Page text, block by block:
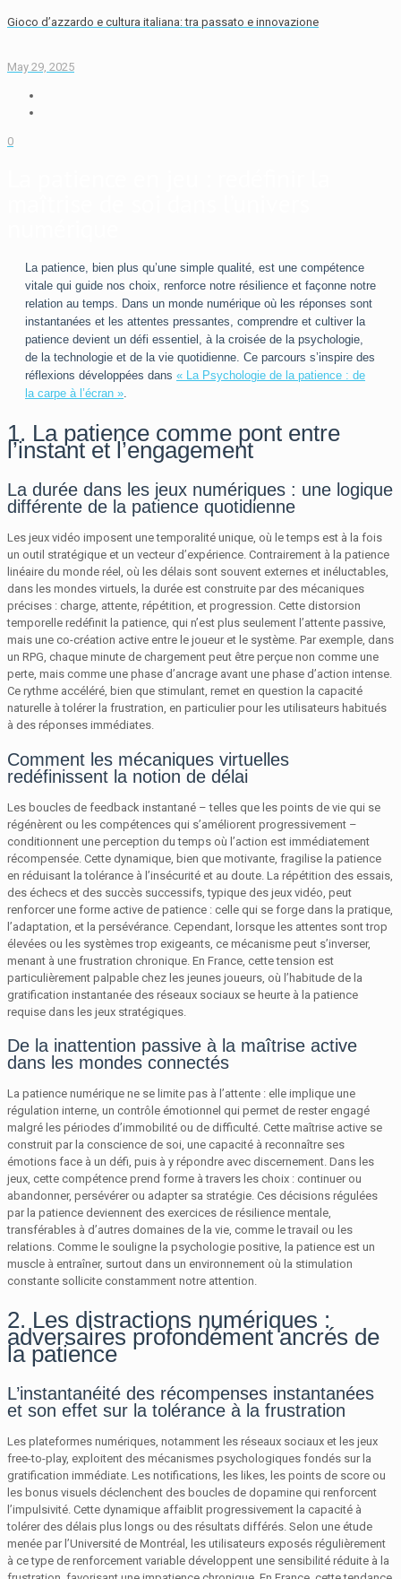
Gioco d’azzardo e cultura italiana: tra passato e innovazione
May 29, 2025
0
La patience, bien plus qu’une simple qualité, est une compétence
vitale qui guide nos choix, renforce notre résilience et façonne notre
relation au temps. Dans un monde numérique où les réponses sont
instantanées et les attentes pressantes, comprendre et cultiver la
patience devient un défi essentiel, à la croisée de la psychologie,
de la technologie et de la vie quotidienne. Ce parcours s’inspire des
réflexions développées dans « La Psychologie de la patience : de
la carpe à l’écran ».
1. La patience comme pont entre
l’instant et l’engagement
La durée dans les jeux numériques : une logique
différente de la patience quotidienne
Les jeux vidéo imposent une temporalité unique, où le temps est à la fois
un outil stratégique et un vecteur d’expérience. Contrairement à la patience
linéaire du monde réel, où les délais sont souvent externes et inéluctables,
dans les mondes virtuels, la durée est construite par des mécaniques
précises : charge, attente, répétition, et progression. Cette distorsion
temporelle redéfinit la patience, qui n’est plus seulement l’attente passive,
mais une co-création active entre le joueur et le système. Par exemple, dans
un RPG, chaque minute de chargement peut être perçue non comme une
perte, mais comme une phase d’ancrage avant une phase d’action intense.
Ce rythme accéléré, bien que stimulant, remet en question la capacité
naturelle à tolérer la frustration, en particulier pour les utilisateurs habitués
à des réponses immédiates.
Comment les mécaniques virtuelles
redéfinissent la notion de délai
Les boucles de feedback instantané – telles que les points de vie qui se
régénèrent ou les compétences qui s’améliorent progressivement –
conditionnent une perception du temps où l’action est immédiatement
récompensée. Cette dynamique, bien que motivante, fragilise la patience
en réduisant la tolérance à l’insécurité et au doute. La répétition des essais,
des échecs et des succès successifs, typique des jeux vidéo, peut
renforcer une forme active de patience : celle qui se forge dans la pratique,
l’adaptation, et la persévérance. Cependant, lorsque les attentes sont trop
élevées ou les systèmes trop exigeants, ce mécanisme peut s’inverser,
menant à une frustration chronique. En France, cette tension est
particulièrement palpable chez les jeunes joueurs, où l’habitude de la
gratification instantanée des réseaux sociaux se heurte à la patience
requise dans les jeux stratégiques.
De la inattention passive à la maîtrise active
dans les mondes connectés
La patience numérique ne se limite pas à l’attente : elle implique une
régulation interne, un contrôle émotionnel qui permet de rester engagé
malgré les périodes d’immobilité ou de difficulté. Cette maîtrise active se
construit par la conscience de soi, une capacité à reconnaître ses
émotions face à un défi, puis à y répondre avec discernement. Dans les
jeux, cette compétence prend forme à travers les choix : continuer ou
abandonner, persévérer ou adapter sa stratégie. Ces décisions régulées
par la patience deviennent des exercices de résilience mentale,
transférables à d’autres domaines de la vie, comme le travail ou les
relations. Comme le souligne la psychologie positive, la patience est un
muscle à entraîner, surtout dans un environnement où la stimulation
constante sollicite constamment notre attention.
2. Les distractions numériques :
adversaires profondément ancrés de
la patience
L’instantanéité des récompenses instantanées
et son effet sur la tolérance à la frustration
Les plateformes numériques, notamment les réseaux sociaux et les jeux
free-to-play, exploitent des mécanismes psychologiques fondés sur la
gratification immédiate. Les notifications, les likes, les points de score ou
les bonus visuels déclenchent des boucles de dopamine qui renforcent
l’impulsivité. Cette dynamique affaiblit progressivement la capacité à
tolérer des délais plus longs ou des résultats différés. Selon une étude
menée par l’Université de Montréal, les utilisateurs exposés régulièrement
à ce type de renforcement variable développent une sensibilité réduite à la